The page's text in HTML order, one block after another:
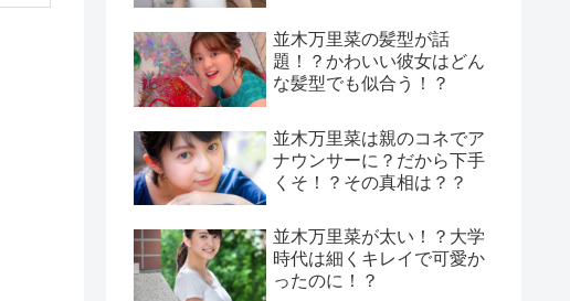
並木万里菜の髪型が話
題！？かわいい彼女はどん
な髪型でも似合う！？
並木万里菜は親のコネでア
ナウンサーに？だから下手
くそ！？その真相は？？
並木万里菜が太い！？大学
時代は細くキレイで可愛か
ったのに！？